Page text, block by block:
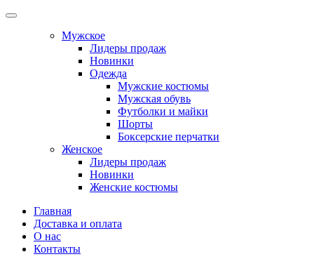
Мужское
Лидеры продаж
Новинки
Одежда
Мужские костюмы
Мужская обувь
Футболки и майки
Шорты
Боксерские перчатки
Женское
Лидеры продаж
Новинки
Женские костюмы
Главная
Доставка и оплата
О нас
Контакты